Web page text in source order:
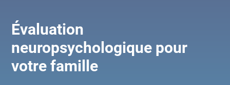
Évaluation
neuropsychologique pour
votre famille